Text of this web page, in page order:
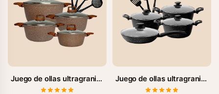
Juego de ollas ultragranito
de 12 pzs. (FZ-X1718M)
Juego de ollas ultragranito
de 11 pzs. (FZ-X1713M)